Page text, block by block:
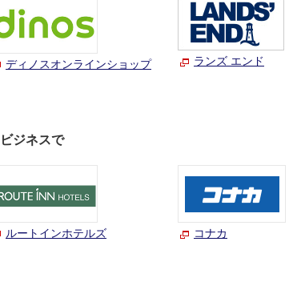
ディノスオンラインショップ ランズ エンド
ビジネスで
ルートインホテルズ コナカ